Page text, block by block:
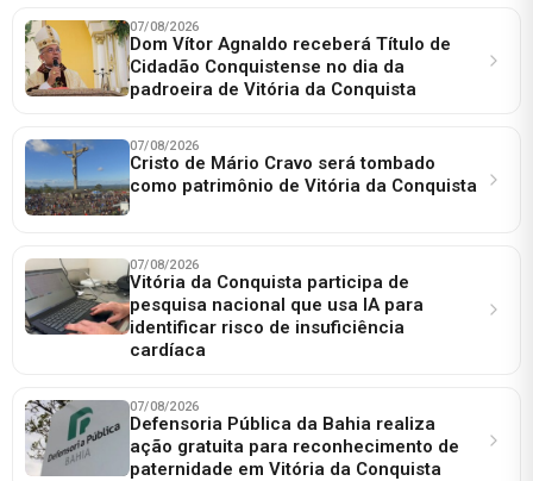
07/08/2026
Dom Vítor Agnaldo receberá Título de
Cidadão Conquistense no dia da
padroeira de Vitória da Conquista
07/08/2026
Cristo de Mário Cravo será tombado
como patrimônio de Vitória da Conquista
07/08/2026
Vitória da Conquista participa de
pesquisa nacional que usa IA para
identificar risco de insuficiência
cardíaca
07/08/2026
Defensoria Pública da Bahia realiza
ação gratuita para reconhecimento de
paternidade em Vitória da Conquista